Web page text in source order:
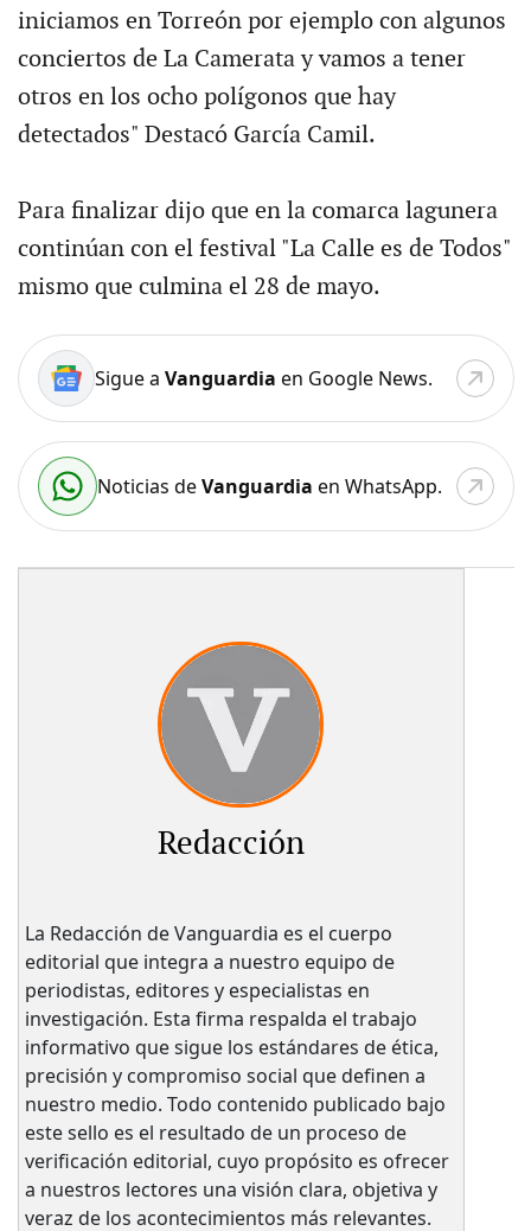
iniciamos en Torreón por ejemplo con algunos
conciertos de La Camerata y vamos a tener
otros en los ocho polígonos que hay
detectados" Destacó García Camil.
Para finalizar dijo que en la comarca lagunera
continúan con el festival "La Calle es de Todos"
mismo que culmina el 28 de mayo.
Sigue a Vanguardia en Google News.
Noticias deVanguardia en WhatsApp.
Redacción
La Redacción de Vanguardia es el cuerpo
editorial que integra a nuestro equipo de
periodistas, editores y especialistas en
investigación. Esta firma respalda el trabajo
informativo que sigue los estándares de ética,
precisión y compromiso social que definen a
nuestro medio. Todo contenido publicado bajo
este sello es el resultado de un proceso de
verificación editorial, cuyo propósito es ofrecer
a nuestros lectores una visión clara, objetiva y
veraz de los acontecimientos más relevantes.